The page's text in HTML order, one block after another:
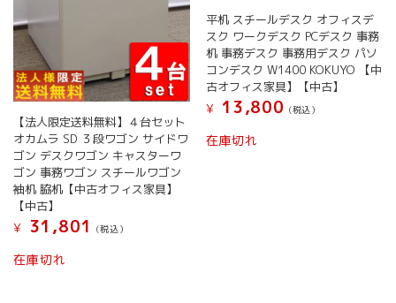
【法人限定送料無料】４台セット
オカムラ SD ３段ワゴン サイドワ
ゴン デスクワゴン キャスターワ
ゴン 事務ワゴン スチールワゴン
袖机 脇机【中古オフィス家具】
【中古】
¥
31,801 (税込）
在庫切れ
平机 スチールデスク オフィスデ
スク ワークデスク PCデスク 事務
机 事務デスク 事務用デスク パソ
コンデスク W1400 KOKUYO 【中
古オフィス家具】【中古】
¥
13,800 (税込）
在庫切れ